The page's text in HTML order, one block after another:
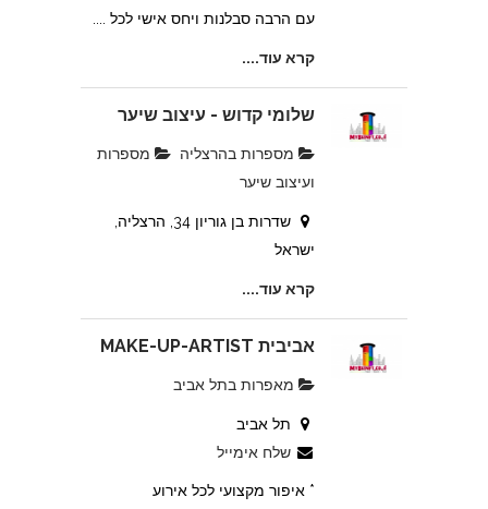
עם הרבה סבלנות ויחס אישי לכל ....
קרא עוד....
שלומי קדוש - עיצוב שיער
מספרות בהרצליה
מספרות
ועיצוב שיער
שדרות בן גוריון 34, הרצליה,
ישראל
קרא עוד....
אביבית MAKE-UP-ARTIST
מאפרות בתל אביב
תל אביב
שלח אימייל
* איפור מקצועי לכל אירוע